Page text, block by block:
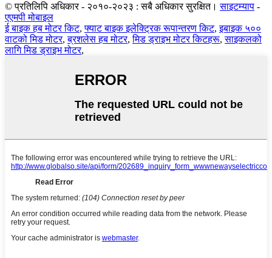
© प्रतिलिपि अधिकार - २०१०-२०२३ : सबै अधिकार सुरक्षित। साइटम्याप -
एएमपी मोबाइल
ई बाइक हब मोटर किट,फ्याट बाइक इलेक्ट्रिक रूपान्तरण किट,इबाइक ५००
वाटको मिड मोटर,ब्रशलेस हब मोटर,मिड ड्राइभ मोटर किटहरू,साइकलको
लागि मिड ड्राइभ मोटर,